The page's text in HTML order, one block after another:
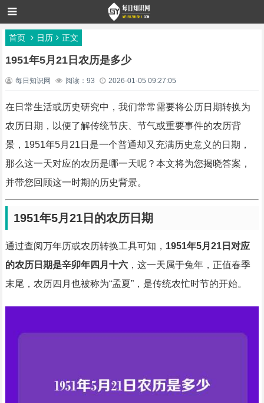
首页 日历 正文
1951年5月21日农历是多少
每日知识网 阅读：93 2026-01-05 09:27:05
在日常生活或历史研究中，我们常常需要将公历日期转换为
农历日期，以便了解传统节庆、节气或重要事件的农历背
景，1951年5月21日是一个普通却又充满历史意义的日期，
那么这一天对应的农历是哪一天呢？本文将为您揭晓答案，
并带您回顾这一时期的历史背景。
1951年5月21日的农历日期
通过查阅万年历或农历转换工具可知， 1951年5月21日对应
的农历日期是辛卯年四月十六，这一天属于兔年，正值春季
末尾，农历四月也被称为“孟夏”，是传统农忙时节的开始。